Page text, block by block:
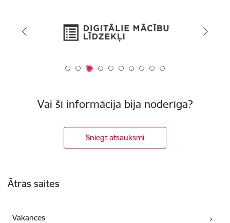
Vai šī informācija bija noderīga?
Sniegt atsauksmi
Ātrās saites
Vakances